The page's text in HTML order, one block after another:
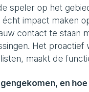
speler op het
impact maken
contact te staan
Het proactief
maakt de
en